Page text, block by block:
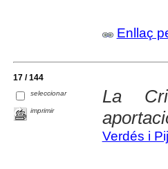
Enllaç
17 / 144
seleccionar
imprimir
La
Verdés i